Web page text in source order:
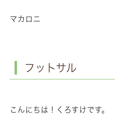
マカロニ
フットサル
こんにちは！くろすけです。